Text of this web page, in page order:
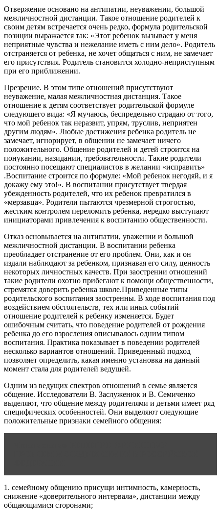
Отвержение основано на антипатии, неуважении, большой
межличностной дистанции. Такое отношение родителей к
своим детям встречается очень редко, формула родительской
позиции выражается так: «Этот ребенок вызывает у меня
неприятные чувства и нежелание иметь с ним дело». Родитель
отстраняется от ребенка, не хочет общаться с ним, не замечает
его присутствия. Родитель становится холодно-неприступным
при его приближении.
Презрение. В этом типе отношений присутствуют
неуважение, малая межличностная дистанция. Такое
отношение к детям соответствует родительской формуле
следующего вида: «Я мучаюсь, беспредельно страдаю от того,
что мой ребенок так неразвит, упрям, труслив, неприятен
другим людям». Любые достижения ребенка родитель не
замечает, игнорирует, в общении не замечает ничего
положительного. Общение родителей и детей строится на
понукании, назидании, требовательности. Такие родители
постоянно посещают специалистов в желании «исправить»
.Воспитание строится по формуле: «Мой ребенок негодяй, и я
докажу ему это!». В воспитании присутствует твердая
убежденность родителей, что их ребенок превратился в
«мерзавца». Родители пытаются чрезмерной строгостью,
жестким контролем переломить ребенка, нередко выступают
инициаторами привлечения к воспитанию общественности.
Отказ основывается на антипатии, уважении и большой
межличностной дистанции. В воспитании ребенка
преобладает отстранение от его проблем. Они, как и он
издали наблюдают за ребенком, признавая его силу, ценность
некоторых личностных качеств. При заострении отношений
такие родители охотно прибегают к помощи общественности,
стремятся доверить ребенка школе.Приведенные типы
родительского воспитания заостренны. В ходе воспитания под
воздействием обстоятельств, тех или иных событий
отношение родителей к ребенку изменяется. Будет
ошибочным считать, что поведение родителей от рождения
ребенка до его взросления описывалось одним типом
воспитания. Практика показывает в поведении родителей
несколько вариантов отношений. Приведенный подход
позволяет определить, какая именно установка на данный
момент стала для родителей ведущей.
Одним из ведущих спектров отношений в семье является
общение. Исследователи В. Заслуженюк и В. Семиченко
выделяют, что общение между родителями и детьми имеет ряд
специфических особенностей. Они выделяют следующие
положительные признаки семейного общения:
1. семейному общению присущи интимность, камерность,
снижение «доверительного интервала», дистанции между
общающимися сторонами;